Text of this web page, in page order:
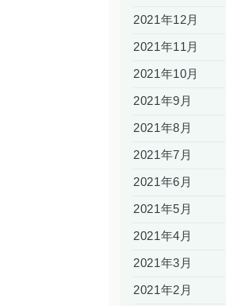
2021年12月
2021年11月
2021年10月
2021年9月
2021年8月
2021年7月
2021年6月
2021年5月
2021年4月
2021年3月
2021年2月